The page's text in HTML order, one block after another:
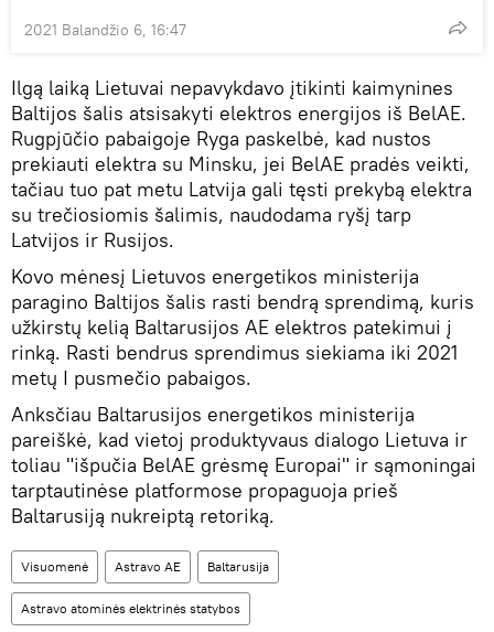
2021 Balandžio 6, 16:47
Ilgą laiką Lietuvai nepavykdavo įtikinti kaimynines
Baltijos šalis atsisakyti elektros energijos iš BelAE.
Rugpjūčio pabaigoje Ryga paskelbė, kad nustos
prekiauti elektra su Minsku, jei BelAE pradės veikti,
tačiau tuo pat metu Latvija gali tęsti prekybą elektra
su trečiosiomis šalimis, naudodama ryšį tarp
Latvijos ir Rusijos.
Kovo mėnesį Lietuvos energetikos ministerija
paragino Baltijos šalis rasti bendrą sprendimą, kuris
užkirstų kelią Baltarusijos AE elektros patekimui į
rinką. Rasti bendrus sprendimus siekiama iki 2021
metų I pusmečio pabaigos.
Anksčiau Baltarusijos energetikos ministerija
pareiškė, kad vietoj produktyvaus dialogo Lietuva ir
toliau "išpučia BelAE grėsmę Europai" ir sąmoningai
tarptautinėse platformose propaguoja prieš
Baltarusiją nukreiptą retoriką.
Visuomenė Astravo AE Baltarusija
Astravo atominės elektrinės statybos